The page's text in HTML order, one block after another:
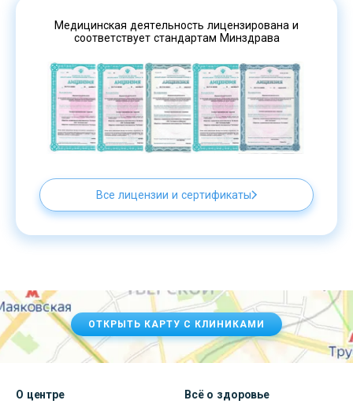
Медицинская деятельность лицензирована и
соответствует стандартам Минздрава
Все лицензии и сертификаты
ОТКРЫТЬ КАРТУ С КЛИНИКАМИ
О центре Всё о здоровье